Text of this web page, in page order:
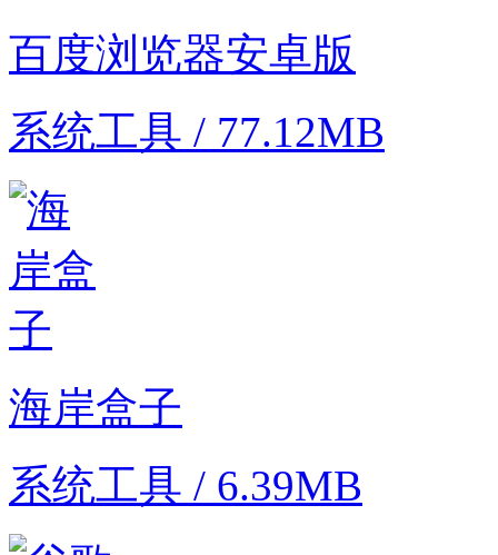
百度浏览器安卓版
系统工具 / 77.12MB
海岸盒子
系统工具 / 6.39MB